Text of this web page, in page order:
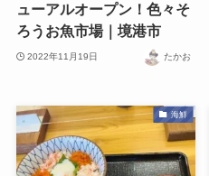
ューアルオープン！色々そ
ろうお魚市場｜境港市
2022年11月19日 たかお
海鮮